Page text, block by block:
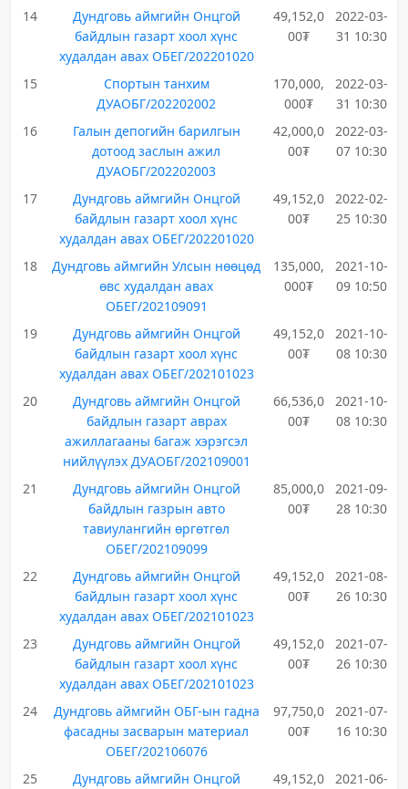
14
Дундговь аймгийн Онцгой
байдлын газарт хоол хүнс
худалдан авах ОБЕГ/202201020
49,152,0
00₮
2022-03-
31 10:30
15
Спортын танхим
ДУАОБГ/202202002
170,000,
000₮
2022-03-
31 10:30
16
Галын депогийн барилгын
дотоод заслын ажил
ДУАОБГ/202202003
42,000,0
00₮
2022-03-
07 10:30
17
Дундговь аймгийн Онцгой
байдлын газарт хоол хүнс
худалдан авах ОБЕГ/202201020
49,152,0
00₮
2022-02-
25 10:30
18
Дундговь аймгийн Улсын нөөцөд
өвс худалдан авах
ОБЕГ/202109091
135,000,
000₮
2021-10-
09 10:50
19
Дундговь аймгийн Онцгой
байдлын газарт хоол хүнс
худалдан авах ОБЕГ/202101023
49,152,0
00₮
2021-10-
08 10:30
20
Дундговь аймгийн Онцгой
байдлын газарт аврах
ажиллагааны багаж хэрэгсэл
нийлүүлэх ДУАОБГ/202109001
66,536,0
00₮
2021-10-
08 10:30
21
Дундговь аймгийн Онцгой
байдлын газрын авто
тавиулангийн өргөтгөл
ОБЕГ/202109099
85,000,0
00₮
2021-09-
28 10:30
22
Дундговь аймгийн Онцгой
байдлын газарт хоол хүнс
худалдан авах ОБЕГ/202101023
49,152,0
00₮
2021-08-
26 10:30
23
Дундговь аймгийн Онцгой
байдлын газарт хоол хүнс
худалдан авах ОБЕГ/202101023
49,152,0
00₮
2021-07-
26 10:30
24
Дундговь аймгийн ОБГ-ын гадна
фасадны засварын материал
ОБЕГ/202106076
97,750,0
00₮
2021-07-
16 10:30
25
Дундговь аймгийн Онцгой
49,152,0
2021-06-